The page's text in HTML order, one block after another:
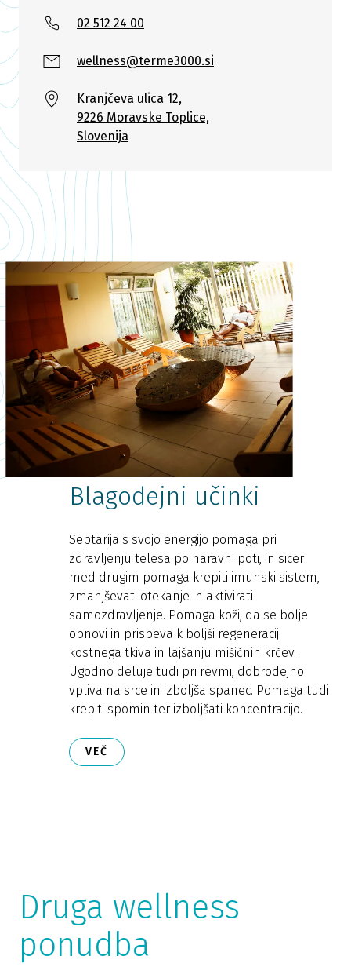
02 512 24 00
wellness@terme3000.si
Kranjčeva ulica 12,
9226 Moravske Toplice,
Slovenija
Blagodejni učinki
Septarija s svojo energijo pomaga pri
zdravljenju telesa po naravni poti, in sicer
med drugim pomaga krepiti imunski sistem,
zmanjševati otekanje in aktivirati
samozdravljenje. Pomaga koži, da se bolje
obnovi in prispeva k boljši regeneraciji
kostnega tkiva in lajšanju mišičnih krčev.
Ugodno deluje tudi pri revmi, dobrodejno
vpliva na srce in izboljša spanec. Pomaga tudi
krepiti spomin ter izboljšati koncentracijo.
VEČ
Druga wellness
ponudba